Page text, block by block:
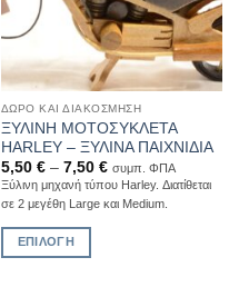
ΔΏΡΟ ΚΑΙ ΔΙΑΚΌΣΜΗΣΗ
ΞΥΛΙΝΗ ΜΟΤΟΣΥΚΛΕΤΑ
HARLEY – ΞΥΛΙΝΑ ΠΑΙΧΝΙΔΙΑ
5,50 €– 7,50 € συμπ. ΦΠΑ
Ξύλινη μηχανή τύπου Harley. Διατίθεται
σε 2 μεγέθη Large και Medium.
ΕΠΙΛΟΓΉ